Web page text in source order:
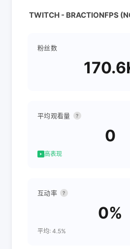
TWITCH - BRACTIONFPS
粉丝数
平均观看量 ?
0
高表现
互动率 ?
0%
平均: 4.5%